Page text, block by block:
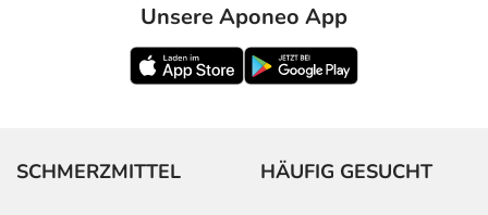
Bemerken Sie eine Befindlichkeitsstörung oder
Veränderung während der Behandlung, wenden Sie sich
an Ihren Arzt oder Apotheker.
Nebenwirkungen berücksichtigt, die bei mindestens
Unsere Aponeo App
SCHMERZMITTEL HÄUFIG GESUCHT